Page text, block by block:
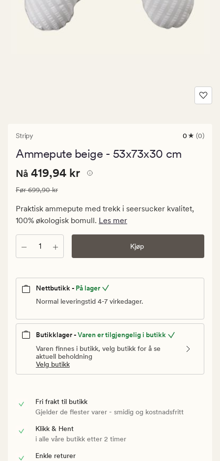
Stripy
0
0 (0)
Ammepute beige - 53x73x30 cm
Nåværende
419,94
kr.
Vanlig
Nåværende pris
Nå 419,94 kr
Vanlig pris 699,90 kr
Før699,90 kr
Praktisk ammepute med trekk i seersucker kvalitet,
100% økologisk bomull. Les mer
Antall Kjøp
Nettbutikk - På lager
Normal leveringstid 4-7 virkedager.
Butikklager -Varen er tilgjengelig i butikk
Varen finnes i butikk, velg butikk for å se
aktuell beholdning
Velg butikk
Fri frakt til butikk
Gjelder de flester varer - smidig og kostnadsfritt
Klikk & Hent
i alle våre butikk etter 2 timer
Enkle returer